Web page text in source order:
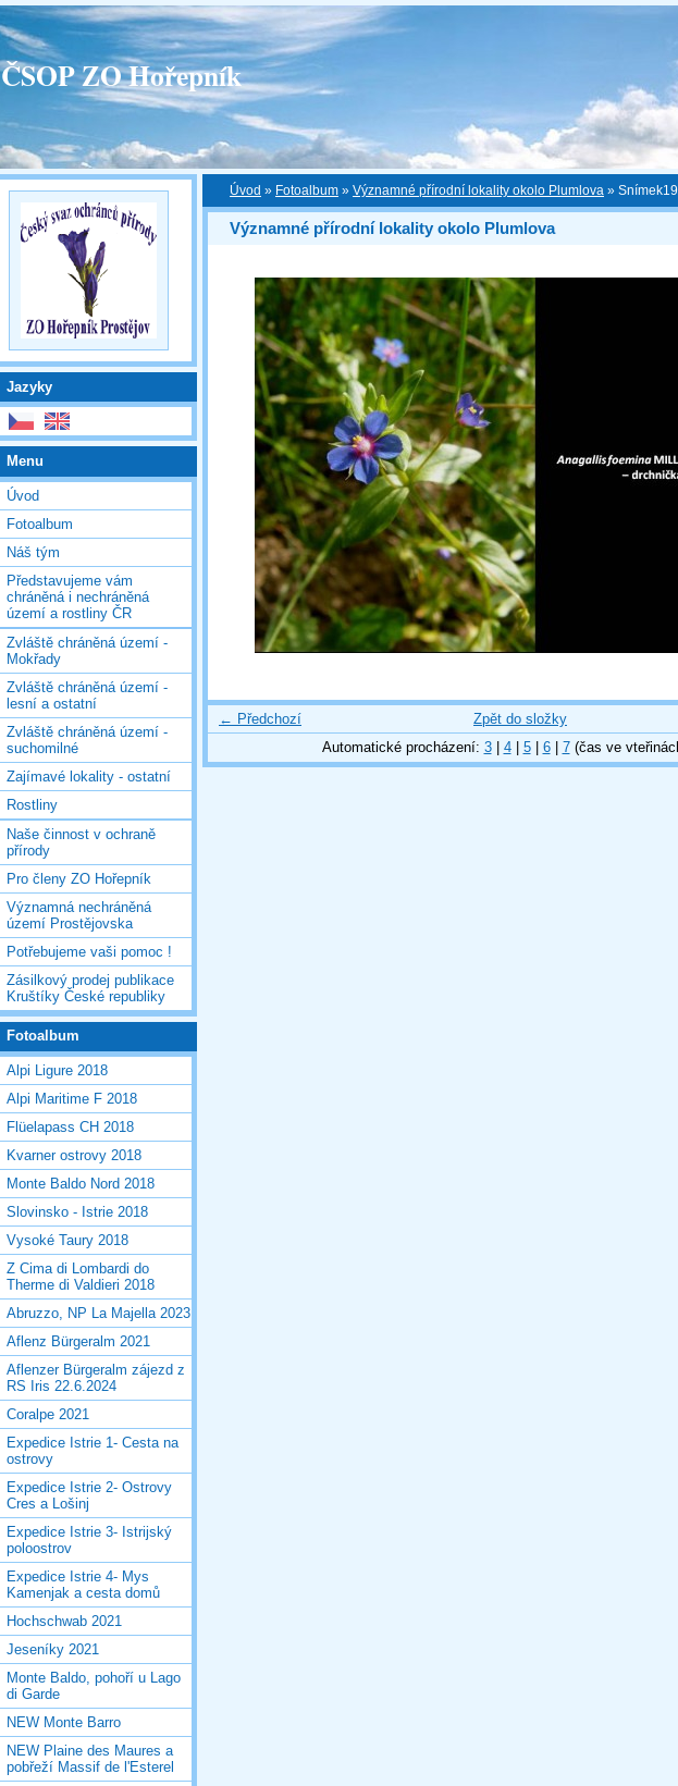
ČSOP ZO Hořepník
Úvod » Fotoalbum » Významné přírodní lokality okolo Plumlova »
Významné přírodní lokality okolo Plumlova
← Předchozí
Zpět do složky
Automatické procházení: 3| 4| 5| 6| 7(čas ve
Jazyky
Menu
Úvod
Fotoalbum
Náš tým
Představujeme vám
chráněná i nechráněná
území a rostliny ČR
Zvláště chráněná území -
Mokřady
Zvláště chráněná území -
lesní a ostatní
Zvláště chráněná území -
suchomilné
Zajímavé lokality - ostatní
Rostliny
Naše činnost v ochraně
přírody
Pro členy ZO Hořepník
Významná nechráněná
území Prostějovska
Potřebujeme vaši pomoc !
Zásilkový prodej publikace
Kruštíky České republiky
Fotoalbum
Alpi Ligure 2018
Alpi Maritime F 2018
Flüelapass CH 2018
Kvarner ostrovy 2018
Monte Baldo Nord 2018
Slovinsko - Istrie 2018
Vysoké Taury 2018
Z Cima di Lombardi do
Therme di Valdieri 2018
Abruzzo, NP La Majella 2023
Aflenz Bürgeralm 2021
Aflenzer Bürgeralm zájezd z
RS Iris 22.6.2024
Coralpe 2021
Expedice Istrie 1- Cesta na
ostrovy
Expedice Istrie 2- Ostrovy
Cres a Lošinj
Expedice Istrie 3- Istrijský
poloostrov
Expedice Istrie 4- Mys
Kamenjak a cesta domů
Hochschwab 2021
Jeseníky 2021
Monte Baldo, pohoří u Lago
di Garde
NEW Monte Barro
NEW Plaine des Maures a
pobřeží Massif de l'Esterel